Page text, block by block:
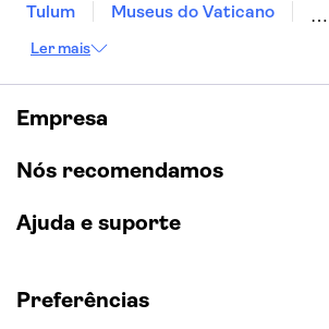
Tulum
Museus do Vaticano
Capela Sistina
Sagrada Família
Estátua da
Empire State Building
Burj Khalifa
Discovery Cove
Ler mais
Empresa
Nós recomendamos
Ajuda e suporte
Preferências